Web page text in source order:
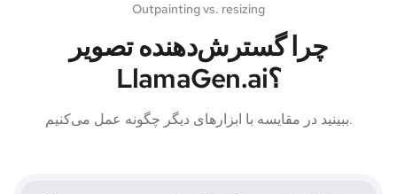
Outpainting vs. resizing
چرا گسترش‌دهنده تصویر
LlamaGen.ai؟
ببینید در مقایسه با ابزارهای دیگر چگونه عمل می‌کنیم.